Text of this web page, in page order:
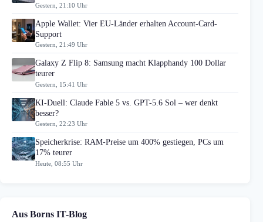
Gestern, 21:10 Uhr
Apple Wallet: Vier EU-Länder erhalten Account-Card-
Support
Gestern, 21:49 Uhr
Galaxy Z Flip 8: Samsung macht Klapphandy 100 Dollar
teurer
Gestern, 15:41 Uhr
KI-Duell: Claude Fable 5 vs. GPT-5.6 Sol – wer denkt
besser?
Gestern, 22:23 Uhr
Speicherkrise: RAM-Preise um 400% gestiegen, PCs um
17% teurer
Heute, 08:55 Uhr
Aus Borns IT-Blog